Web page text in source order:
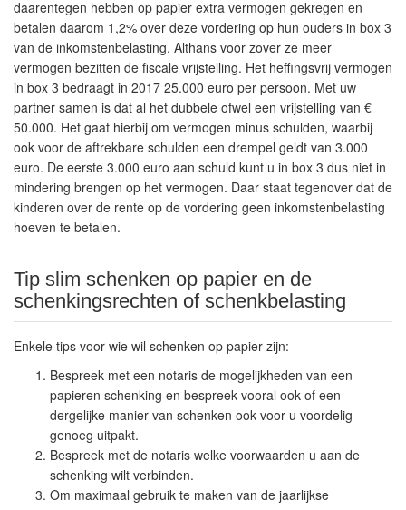
daarentegen hebben op papier extra vermogen gekregen en
betalen daarom 1,2% over deze vordering op hun ouders in box 3
van de inkomstenbelasting. Althans voor zover ze meer
vermogen bezitten de fiscale vrijstelling. Het heffingsvrij vermogen
in box 3 bedraagt in 2017 25.000 euro per persoon. Met uw
partner samen is dat al het dubbele ofwel een vrijstelling van €
50.000. Het gaat hierbij om vermogen minus schulden, waarbij
ook voor de aftrekbare schulden een drempel geldt van 3.000
euro. De eerste 3.000 euro aan schuld kunt u in box 3 dus niet in
mindering brengen op het vermogen. Daar staat tegenover dat de
kinderen over de rente op de vordering geen inkomstenbelasting
hoeven te betalen.
Tip slim schenken op papier en de
schenkingsrechten of schenkbelasting
Enkele tips voor wie wil schenken op papier zijn:
Bespreek met een notaris de mogelijkheden van een
papieren schenking en bespreek vooral ook of een
dergelijke manier van schenken ook voor u voordelig
genoeg uitpakt.
Bespreek met de notaris welke voorwaarden u aan de
schenking wilt verbinden.
Om maximaal gebruik te maken van de jaarlijkse